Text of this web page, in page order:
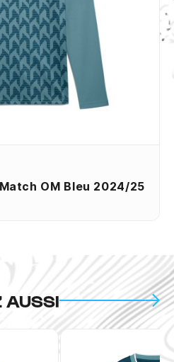
OM Bleu 2024/25
AUSSI